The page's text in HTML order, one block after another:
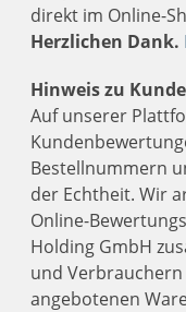
direkt im Online-
Herzlichen Dank.
Hinweis zu
Auf unserer
Bestellnummern
der Echtheit. Wir
Online-
Holding GmbH
und
angebotenen